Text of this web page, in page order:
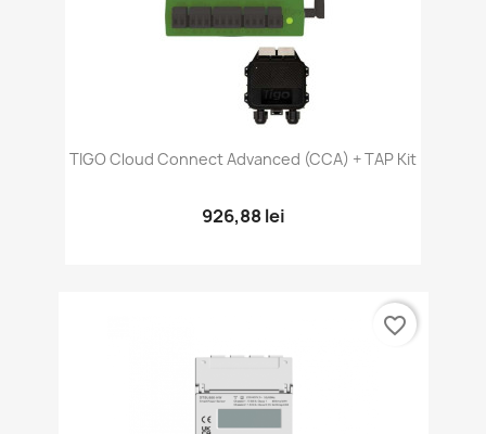
TIGO Cloud Connect Advanced (CCA) + TAP Kit
926,88 lei
favorite_border